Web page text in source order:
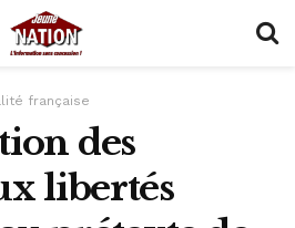
française
des
libertés